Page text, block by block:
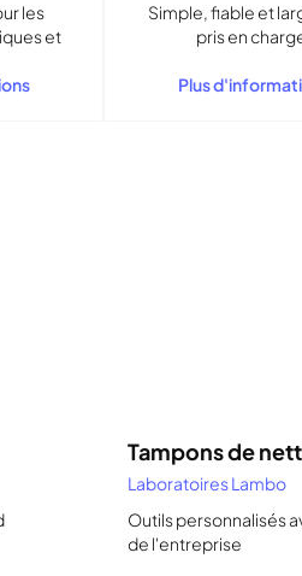
Tampons de
Laboratoires Lambo
Outils personnalisés
de l'entreprise
les
et
Simple, fiable et
pris en
Plus